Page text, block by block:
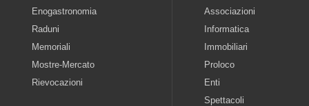
Enogastronomia
Raduni
Memoriali
Mostre-Mercato
Rievocazioni
Associazioni
Informatica
Immobiliari
Proloco
Enti
Spettacoli